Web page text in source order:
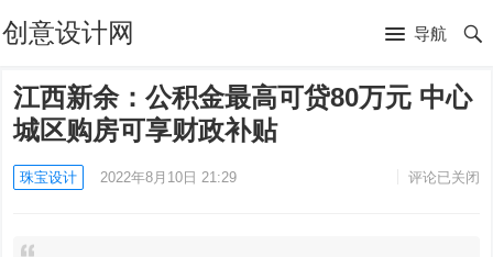
创意设计网 导航
江西新余：公积金最高可贷80万元 中心
城区购房可享财政补贴
珠宝设计 2022年8月10日 21:29 评论已关闭